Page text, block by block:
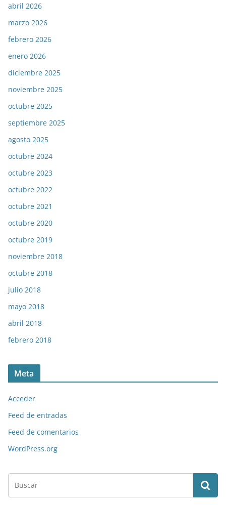
abril 2026
marzo 2026
febrero 2026
enero 2026
diciembre 2025
noviembre 2025
octubre 2025
septiembre 2025
agosto 2025
octubre 2024
octubre 2023
octubre 2022
octubre 2021
octubre 2020
octubre 2019
noviembre 2018
octubre 2018
julio 2018
mayo 2018
abril 2018
febrero 2018
Meta
Acceder
Feed de entradas
Feed de comentarios
WordPress.org